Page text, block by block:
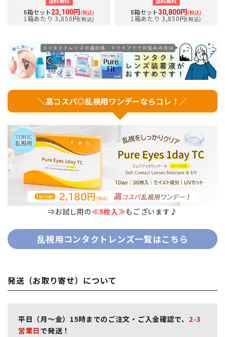
6箱セット23,100円 (税込)
1箱あたり 3,850円(税込)
8箱セット30,800円 (税込)
1箱あたり 3,850円(税込)
＼高コスパ◎乱視用ワンデーならコレ！／
⇒お試し用の≪5枚入≫もございます♪
乱視用コンタクトレンズ一覧はこちら
発送（お取り寄せ）について
平日（月～金）15時までのご注文・ご入金確認で、 2-3
営業日 で発送！